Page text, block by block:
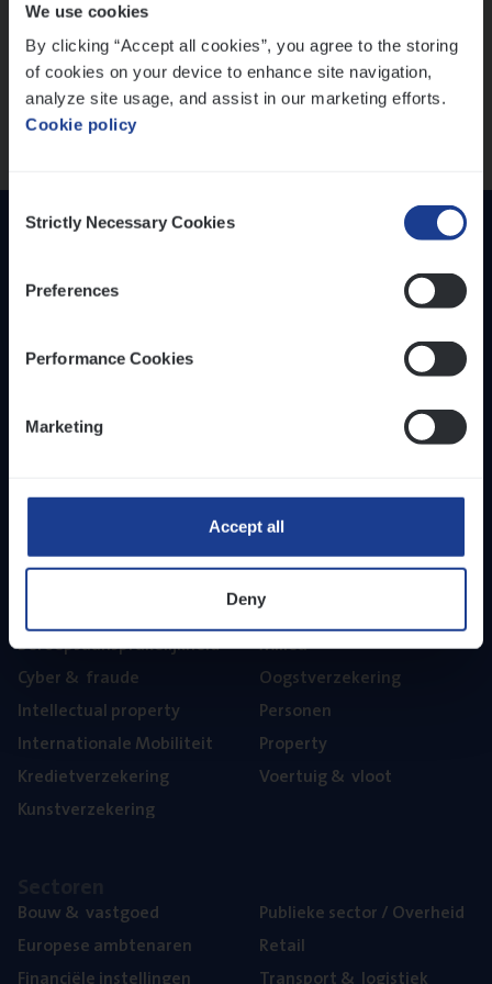
We use cookies
By clicking “Accept all cookies”, you agree to the storing
of cookies on your device to enhance site navigation,
analyze site usage, and assist in our marketing efforts.
Cookie policy
Selection
Strictly Necessary Cookies
Preferences
Performance Cookies
Marketing
Accept all
Deny
IT, Change & Innovation
People Management
Sales Management
Loca­tie
Provincie Limburg
versterken
Mathias houdt van diepgaande dossiers én droge
humor
Thalia zoekt graag oplossingen, in games én op het
werk
Duur­zaam­heid
Part­ner­ships
Beroeps­aan­spra­ke­lijk­heid
Cyber& fraude
Intel­lec­tu­al property
Inter­na­ti­o­na­le Mobiliteit
Kre­diet­ver­ze­ke­ring
Kunst­ver­ze­ke­ring
Mari­ne
Mili­eu
Oogst­ver­ze­ke­ring
Per­so­nen
Pro­per­ty
Voer­tuig& vloot
Bouw& vastgoed
Euro­pe­se ambtenaren
Finan­ci­ë­le instellingen
Publie­ke sec­tor / Overheid
Retail
Trans­port& logistiek